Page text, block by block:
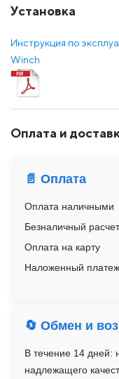
Установка
Инструкция по
Winch
Оплата и
📄 Оплата
Оплата наличными
Безналичный расчет
Оплата на карту
Наложенный платеж
🔄 Обмен и
В течение 14 дней:
надлежащего